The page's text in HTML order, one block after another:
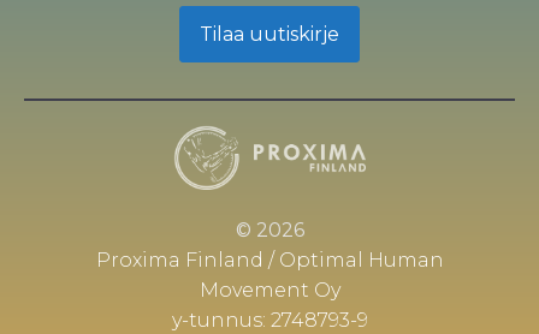
Tilaa uutiskirje
© 2026
Proxima Finland / Optimal Human
Movement Oy
y-tunnus: 2748793-9